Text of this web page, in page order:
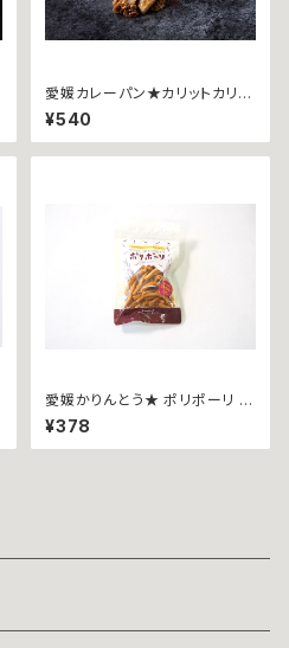
愛媛カレーパン★カリットカリー
~甘とろ豚~
¥540
愛媛かりんとう★ ポリポーリ ~
スパイスカレー ４０ｇ袋入∼
¥378